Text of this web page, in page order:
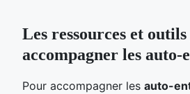
Les ressources et
accompagner les
Pour accompagner les auto-